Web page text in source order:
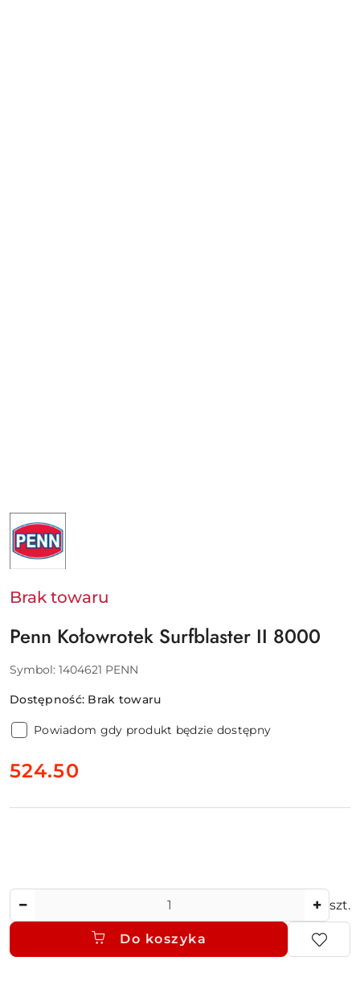
NAZWA
PRODUCENTA:
PENN
-
PURE
FISHING
SAS
Brak towaru
Penn Kołowrotek Surfblaster II 8000
Symbol: 1404621 PENN
Dostępność: Brak towaru
Powiadom gdy produkt będzie dostępny
cena:
524.50
szt.
Do koszyka